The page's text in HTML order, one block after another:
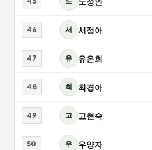
46 서 서정아
47 유 유은희
48 최 최경아
49 고 고현숙
50 우 우양자